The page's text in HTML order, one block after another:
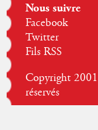
Nous suivre
Facebook
Twitter
Fils RSS
Copyright
réservés